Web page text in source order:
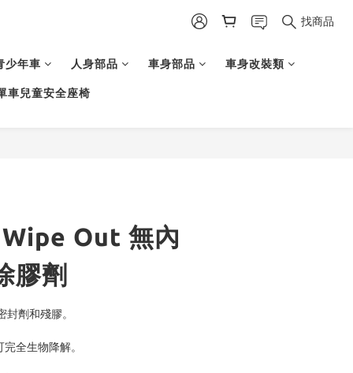
找商品
少年車 人身部品 車身部品 車身改裝類
車兒童安全座椅
Out 無內
膠劑
劑和殘膠。
全生物降解。